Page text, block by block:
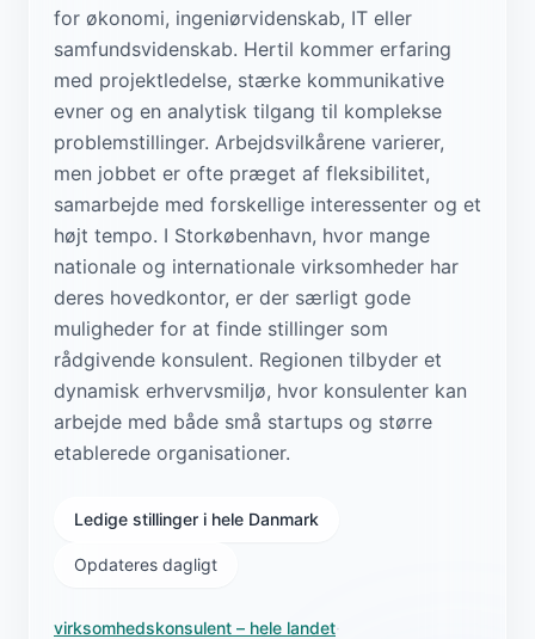
for økonomi, ingeniørvidenskab, IT eller
samfundsvidenskab. Hertil kommer erfaring
med projektledelse, stærke kommunikative
evner og en analytisk tilgang til komplekse
problemstillinger. Arbejdsvilkårene varierer,
men jobbet er ofte præget af fleksibilitet,
samarbejde med forskellige interessenter og et
højt tempo. I Storkøbenhavn, hvor mange
nationale og internationale virksomheder har
deres hovedkontor, er der særligt gode
muligheder for at finde stillinger som
rådgivende konsulent. Regionen tilbyder et
dynamisk erhvervsmiljø, hvor konsulenter kan
arbejde med både små startups og større
etablerede organisationer.
Ledige stillinger i hele Danmark
Opdateres dagligt
virksomhedskonsulent – hele landet·